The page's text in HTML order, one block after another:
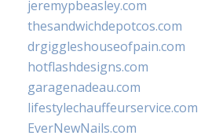
jeremypbeasley.com
thesandwichdepotcos.com
drgiggleshouseofpain.com
hotflashdesigns.com
garagenadeau.com
lifestylechauffeurservice.com
EverNewNails.com